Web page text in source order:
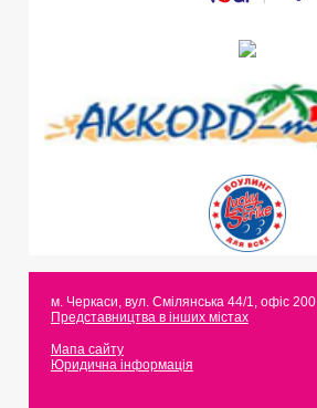
м. Черкаси вул. Смілянська 44/1, офіс 200
Представництва в інших містах
Мапа сайту
Юридична інформація